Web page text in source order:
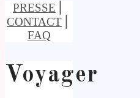
PRESSE
CONTACT
FAQ
Voyager